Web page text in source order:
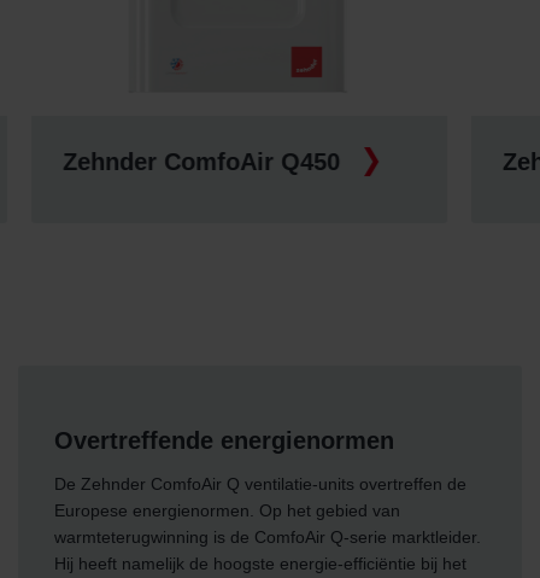
Zehnder ComfoAir Q450
Overtreffende energienormen
De Zehnder ComfoAir Q ventilatie-units overtreffen de
Europese energienormen. Op het gebied van
warmteterugwinning is de ComfoAir Q-serie marktleider.
Hij heeft namelijk de hoogste energie-efficiëntie bij het